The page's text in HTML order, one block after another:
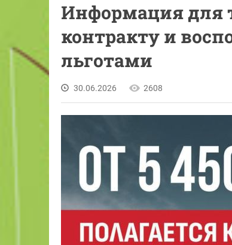
Информация для
контракту и
льготами
30.06.2026 2608